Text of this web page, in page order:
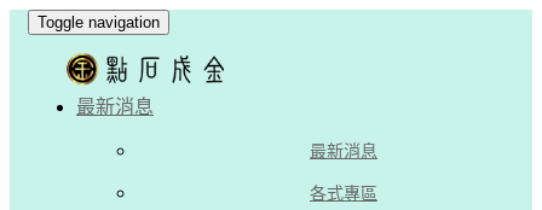
Toggle navigation
最新消息
最新消息
各式專區